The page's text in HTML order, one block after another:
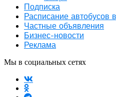
Подписка
Расписание автобусов
Частные объявления
Бизнес-новости
Реклама
Мы в социальных сетях